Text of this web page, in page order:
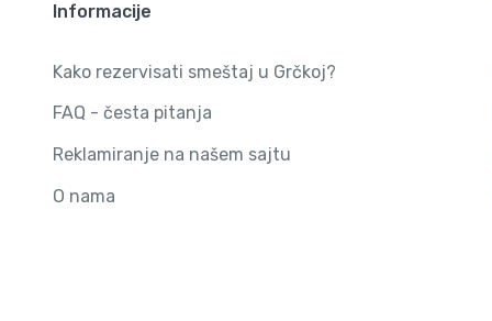
Informacije
Kako rezervisati smeštaj u Grčkoj?
FAQ - česta pitanja
Reklamiranje na našem sajtu
O nama